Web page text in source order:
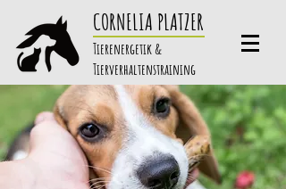
CORNELIA PLATZER
Tierenergetik &
Tierverhaltenstraining